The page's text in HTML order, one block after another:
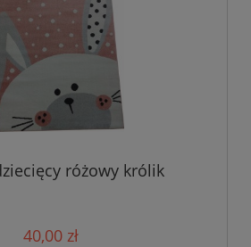
różowy królik
40,00 zł